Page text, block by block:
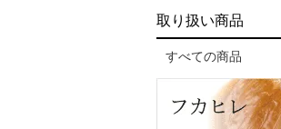
取り扱い商品
すべての商品